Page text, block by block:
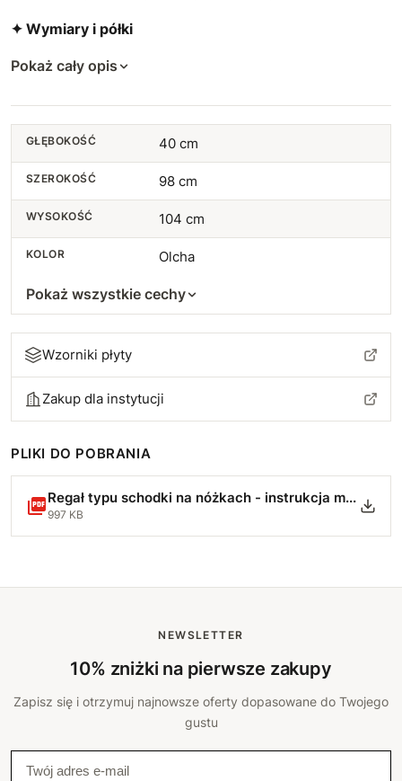
✦ Wymiary i półki
Pokaż cały opis
GŁĘBOKOŚĆ 40 cm
SZEROKOŚĆ 98 cm
WYSOKOŚĆ 104 cm
KOLOR Olcha
Pokaż wszystkie cechy
Wzorniki płyty
Zakup dla instytucji
PLIKI DO POBRANIA
Regał typu schodki na nóżkach - instrukcja montażu.pdf
997 KB
NEWSLETTER
10% zniżki na pierwsze zakupy
Zapisz się i otrzymuj najnowsze oferty dopasowane do Twojego
gustu